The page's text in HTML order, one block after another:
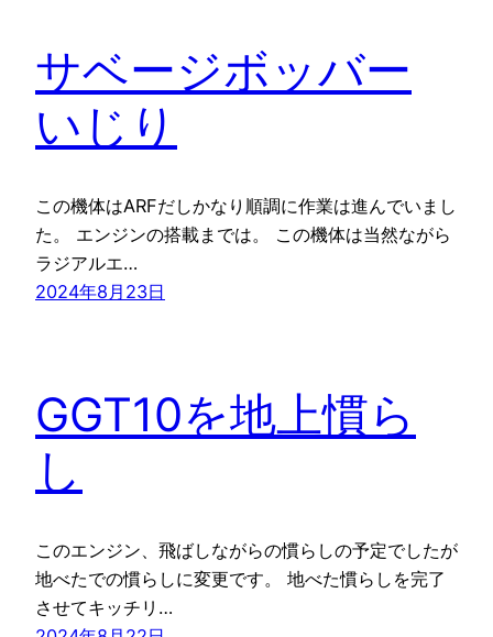
サベージボッバー
いじり
この機体はARFだしかなり順調に作業は進んでいまし
た。 エンジンの搭載までは。 この機体は当然ながら
ラジアルエ…
2024年8月23日
GGT10を地上慣ら
し
このエンジン、飛ばしながらの慣らしの予定でしたが
地べたでの慣らしに変更です。 地べた慣らしを完了
させてキッチリ…